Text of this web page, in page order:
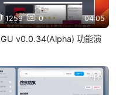
1259 0 04:05
v0.0.34(Alpha) 功能演
App